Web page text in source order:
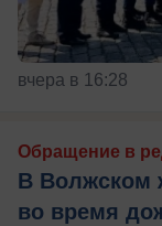
вчера в 16:28
Обращение в
В Волжском
во время